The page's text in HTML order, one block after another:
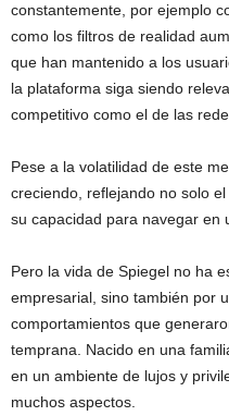
constantemente, por ejemplo
como los filtros de realidad
que han mantenido a los
la plataforma siga siendo
competitivo como el de las
Pese a la volatilidad de este
creciendo, reflejando no solo
su capacidad para navegar en
Pero la vida de Spiegel no ha
empresarial, sino también por
comportamientos que
temprana. Nacido en una
en un ambiente de lujos y
muchos aspectos.